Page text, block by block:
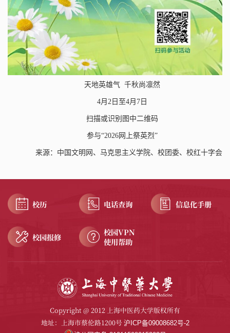
天地英雄气 千秋尚凛然
4月 2 日至4月 7 日
扫描或识别图中二维码
参与“2026网上祭英烈”
来源：中国文明网、马克思主义学院、校团委、校红十字会
校历 电话查询 信息化手册
校园报修
校园VPN
使用帮助
Copyright @ 2012 上海中医药大学版权所有
地址：上海市蔡伦路1200号 沪ICP备09008682号-2